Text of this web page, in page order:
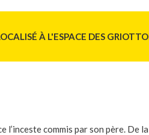
À L'ESPACE DES
l’inceste commis par son père. De